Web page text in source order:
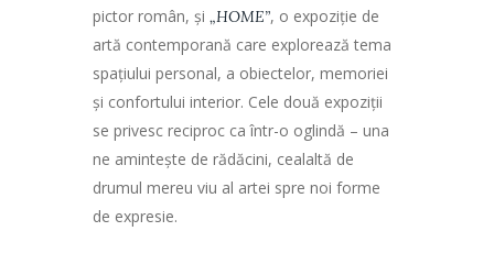
pictor român, și „HOME”, o expoziție de
artă contemporană care explorează tema
spațiului personal, a obiectelor, memoriei
și confortului interior. Cele două expoziții
se privesc reciproc ca într-o oglindă – una
ne amintește de rădăcini, cealaltă de
drumul mereu viu al artei spre noi forme
de expresie.